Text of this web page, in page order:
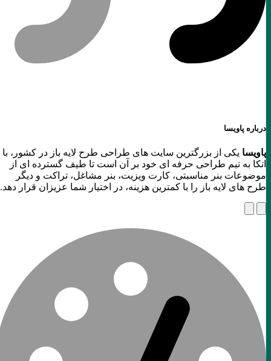
درباره پاویسا
پاویسایکی از بزرگترین سایت های طراحی طرح لایه باز در کشور، با
اتکا به تیم طراحی حرفه ای خود بر آن است تا طیف گسترده ای از
موضوعات بنر مناسبتی، کارت ویزیت، بنر مشاغل، تراکت و دیگر
طرح های لایه باز را با کمترین هزینه، در اختیار شما عزیزان قرار دهد.